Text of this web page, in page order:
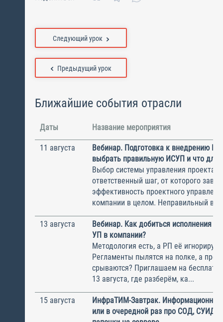
Предыдущий урок
Следующий урок
Ближайшие события отрасли
Даты Название мероприятия
11 августа
Вебинар. Подготовка к внедрению
выбрать правильную ИСУП и что для
Выбор системы управления
ответственный шаг, от которого
эффективность проектного
компании в целом. Неправильный
13 августа
Вебинар. Как добиться исполнения
УП в компании?
Методология есть, а РП её
Регламенты пылятся на полке, а
срываются? Приглашаем на
13 августа, где разберём, ка...
15 августа
ИнфраТИМ-Завтрак.
или в очередной раз про СОД, СУИД и